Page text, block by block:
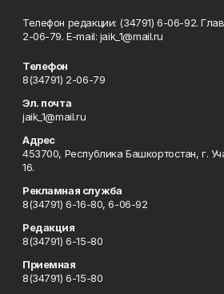
Телефон редакции: (34791) 6-06-92.
2-06-79. Е-mаil: jaik_1@mail.ru
Телефон
8(34791) 2-06-79
Эл. почта
jaik_1@mail.ru
Адрес
453700, Республика Башкортостан, г.
16.
Рекламная служба
8(34791) 6-16-80, 6-06-92
Редакция
8(34791) 6-15-80
Приемная
8(34791) 6-15-80